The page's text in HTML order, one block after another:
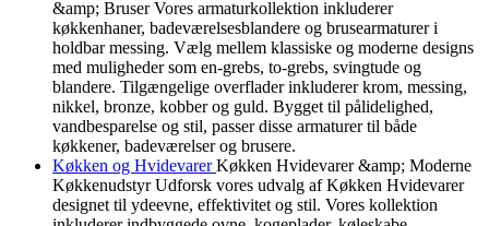
&amp; Bruser Vores armaturkollektion inkluderer
køkkenhaner, badeværelsesblandere og brusearmaturer i
holdbar messing. Vælg mellem klassiske og moderne designs
med muligheder som en-grebs, to-grebs, svingtude og
blandere. Tilgængelige overflader inkluderer krom, messing,
nikkel, bronze, kobber og guld. Bygget til pålidelighed,
vandbesparelse og stil, passer disse armaturer til både
køkkener, badeværelser og brusere.
Køkken og HvidevarerKøkken Hvidevarer &amp; Moderne
Køkkenudstyr Udforsk vores udvalg af Køkken Hvidevarer
designet til ydeevne, effektivitet og stil. Vores kollektion